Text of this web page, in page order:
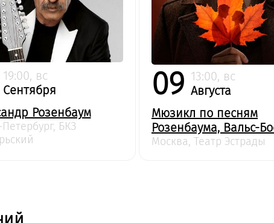
19:00, вс
Сентября
Розенбаум
БКЗ
09 13:00, вс
Августа
Мюзикл по песням
Розенбаума, Вальс-
Москва, Театр Эстрады